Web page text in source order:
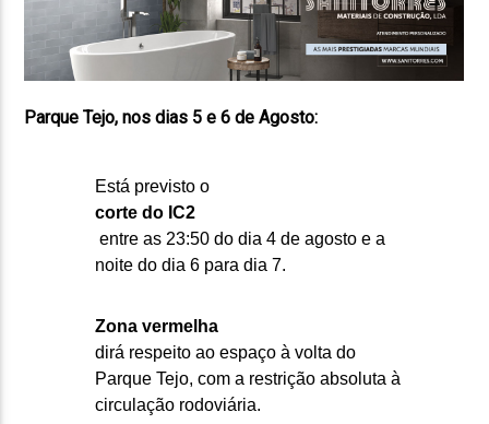
Parque Tejo, nos dias 5 e 6 de Agosto:
Está previsto o
corte do IC2
entre as 23:50 do dia 4 de agosto e a
noite do dia 6 para dia 7.
Zona vermelha
dirá respeito ao espaço à volta do
Parque Tejo, com a restrição absoluta à
circulação rodoviária.